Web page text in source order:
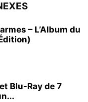
– L’Album du
Blu-Ray de 7